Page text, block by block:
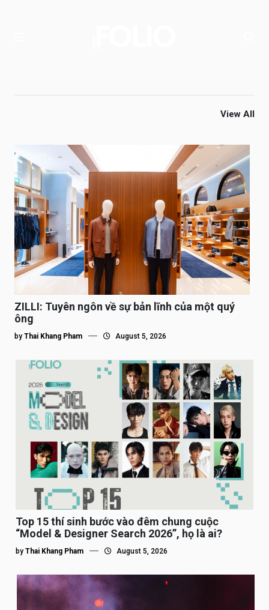
View All
ZILLI: Tuyên ngôn về sự bản lĩnh của một quý
ông
by Thai Khang Pham August 5, 2026
Top 15 thí sinh bước vào đêm chung cuộc
“Model & Designer Search 2026”, họ là ai?
by Thai Khang Pham August 5, 2026